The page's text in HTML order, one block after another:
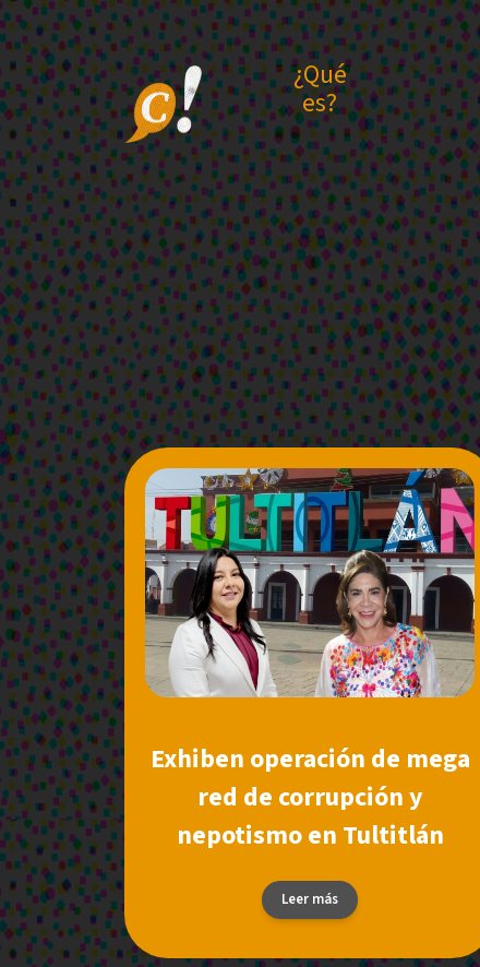
¿Qué
es?
Exhiben operación de mega
red de corrupción y
nepotismo en Tultitlán
Leer más